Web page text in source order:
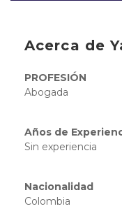
Acerca de
PROFESIÓN
Abogada
Años de
Sin experiencia
Nacionalidad
Colombia